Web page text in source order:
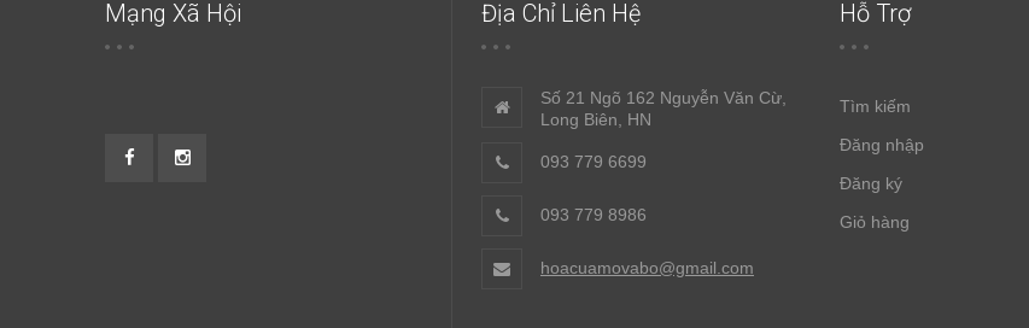
Mạng Xã Hội Địa Chỉ Liên Hệ
Số 21 Ngõ 162 Nguyễn Văn Cừ,
Long Biên, HN
093 779 6699
093 779 8986
hoacuamovabo@gmail.com
Hỗ Trợ
Tìm kiếm
Đăng nhập
Đăng ký
Giỏ hàng